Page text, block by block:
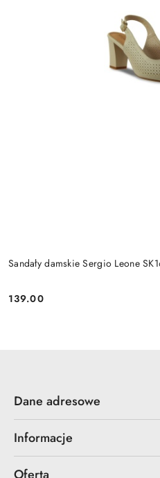
Sandały damskie Sergio Leone
Cena:
139.00
Dane adresowe
Informacje
Oferta